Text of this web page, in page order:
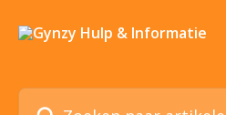
Zoeken naar artikelen ...